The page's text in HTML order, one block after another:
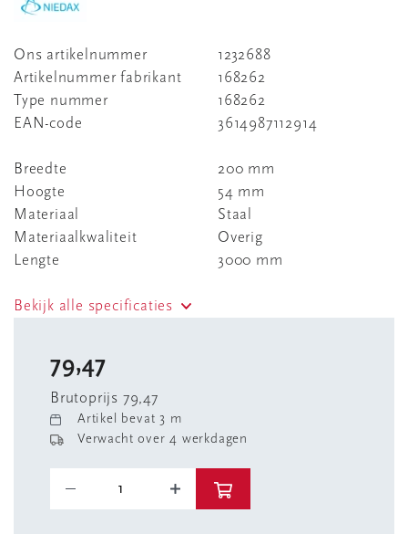
Ons artikelnummer
1232688
Artikelnummer fabrikant
168262
Type nummer
168262
EAN-code
3614987112914
Breedte
200 mm
Hoogte
54 mm
Materiaal
Staal
Materiaalkwaliteit
Overig
Lengte
3000 mm
Bekijk alle specificaties
79,47
Brutoprijs 79,47
Artikel bevat 3 m
Verwacht over 4 werkdagen